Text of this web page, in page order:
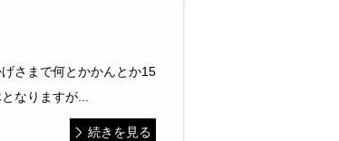
さまで何とかかんとか15
なりますが...
続きを見る